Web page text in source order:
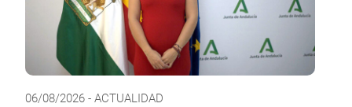
06/08/2026 - ACTUALIDAD